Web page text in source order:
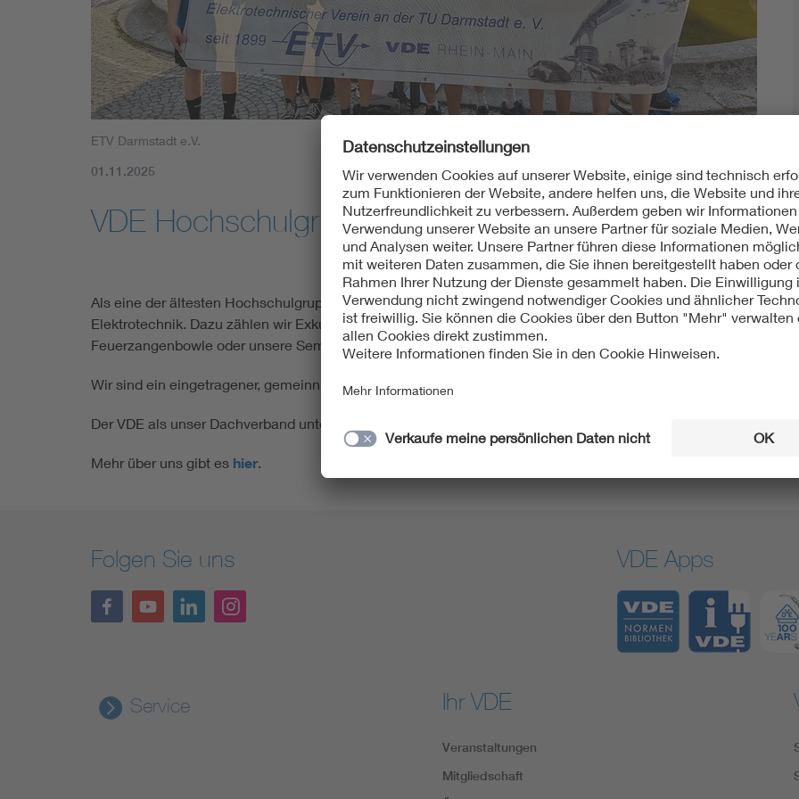
Mobility
Standards
Energy storage
Functional safety
ETV Darmstadt e.V.
01.11.2025
VDE Hochschulgruppe ETV Darmstadt
Als eine der ältesten Hochschulgruppen der TU Darmstadt organisieren wir ein breites Spektrum von
Elektrotechnik. Dazu zählen wir Exkursionen, Fachvorträge und Kongressbesuche, aber auch
Feuerzangenbowle oder unsere Semester Warm-Ups.
Wir sind ein eingetragener, gemeinnütziger Verein mit eigener Satzung.
Der VDE als unser Dachverband unterstützt und finanziell und organisatorisch, weswegen eine Mitgliedschaft
Mehr über uns gibt es hier.
Folgen Sie uns VDE Apps
Service Ihr VDE
Veranstaltungen
Mitgliedschaft